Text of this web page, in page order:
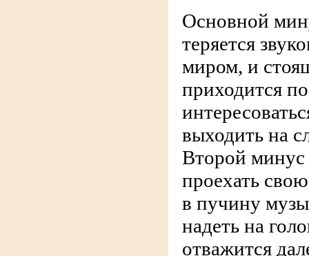
Основной
теряется
миром, и
приходится
выходить на
Второй
проехать
в пучину
надеть на
отважится